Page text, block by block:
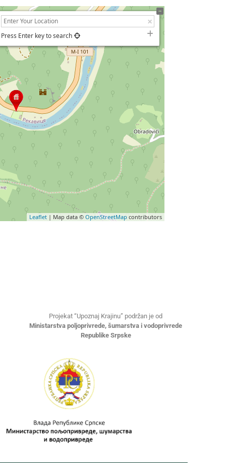
Press Enter key to search
Leaflet | Map data © OpenStreetMap contributors
Projekat “Upoznaj Krajinu” podržan je od
Ministarstva poljoprivrede, šumarstva i vodoprivrede
Republike Srpske